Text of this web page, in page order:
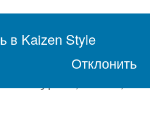
в Kaizen Style
Отклонить
Жизни